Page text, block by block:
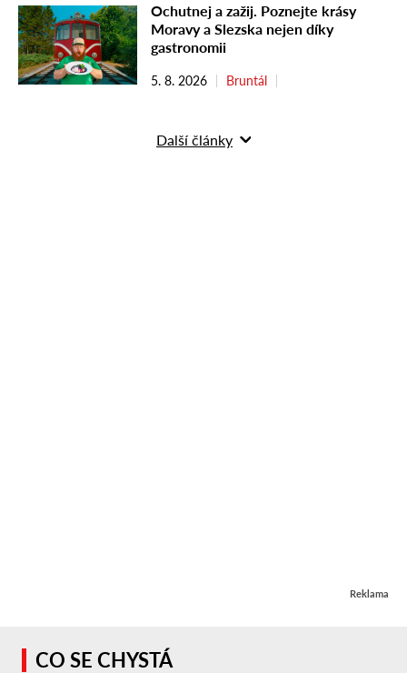
Ochutnej a zažij. Poznejte krásy
Moravy a Slezska nejen díky
gastronomii
5. 8. 2026 Bruntál
Další články
Reklama
CO SE CHYSTÁ